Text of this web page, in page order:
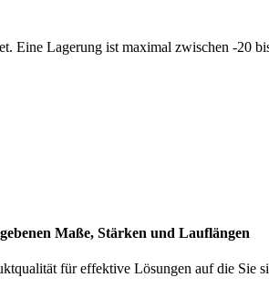
Eine Lagerung ist maximal zwischen -20
Maße, Stärken und Lauflängen
für effektive Lösungen auf die Sie